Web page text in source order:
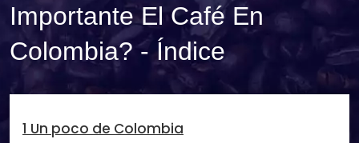
Importante El Café En
Colombia? - Índice
1 Un poco de Colombia